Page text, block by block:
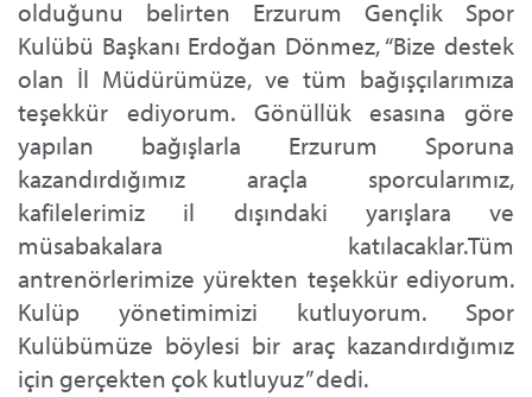
olduğunu belirten Erzurum Gençlik Spor
Kulübü Başkanı Erdoğan Dönmez, “Bize destek
olan İl Müdürümüze, ve tüm bağışçılarımıza
teşekkür ediyorum. Gönüllük esasına göre
yapılan bağışlarla Erzurum Sporuna
kazandırdığımız araçla sporcularımız,
kafilelerimiz il dışındaki yarışlara ve
müsabakalara katılacaklar.Tüm
antrenörlerimize yürekten teşekkür ediyorum.
Kulüp yönetimimizi kutluyorum. Spor
Kulübümüze böylesi bir araç kazandırdığımız
için gerçekten çok kutluyuz” dedi.